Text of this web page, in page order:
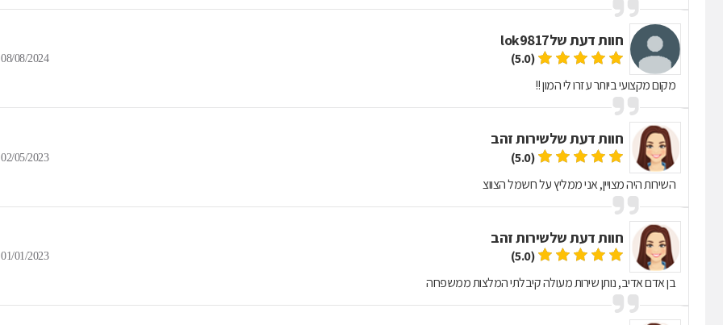
חוות דעת שלlok9817
(5.0)
08/08/2024
מקום מקצועי ביותר עזרו לי המון !!
חוות דעת שלשירות זהב
(5.0)
02/05/2023
השירות היה מצויין, אני ממליץ על חשמל הצווצ
חוות דעת שלשירות זהב
(5.0)
01/01/2023
בן אדם אדיב, נותן שירות מעולה קיבלתי המלצות ממשפחה